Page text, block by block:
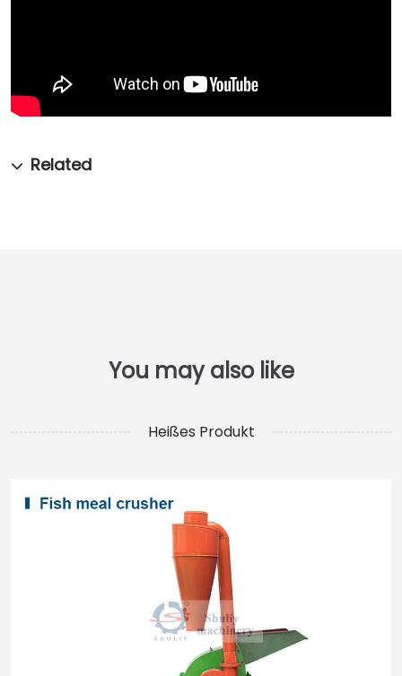
Heißes Produkt